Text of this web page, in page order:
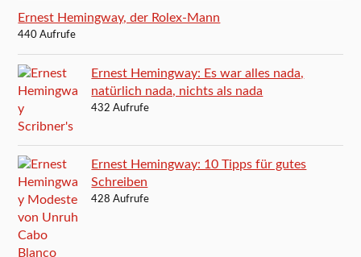
Ernest Hemingway, der Rolex-Mann
440 Aufrufe
Ernest Hemingway: Es war alles nada,
natürlich nada, nichts als nada
432 Aufrufe
Ernest Hemingway: 10 Tipps für gutes
Schreiben
428 Aufrufe